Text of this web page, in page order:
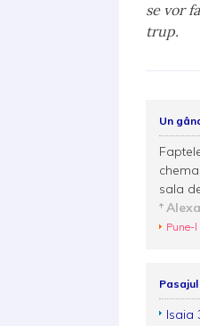
se vor
trup.
Un
sala
Pune-
Isaia